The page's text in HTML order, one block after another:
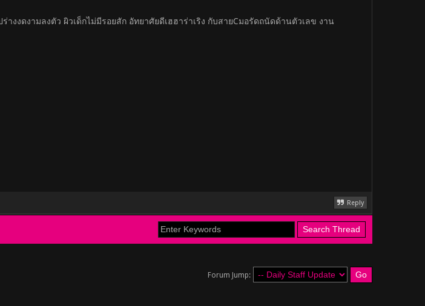
างงดงามลงตัว ผิวเด็กไม่มีรอยสัก อัทยาศัยดีเฮฮาร่าเริง กับสายCมอรัดถนัดด้านตัวเลข งาน
Reply
Forum Jump: